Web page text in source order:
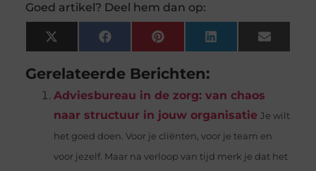
Goed artikel? Deel hem dan op:
X
(Twitter)
FacebookPinterestLinkedInEmail
Gerelateerde Berichten:
Adviesbureau in de zorg: van chaos
naar structuur in jouw organisatie Je wilt
het goed doen. Voor je cliënten, voor je team en
voor jezelf. Maar na verloop van tijd merk je dat het